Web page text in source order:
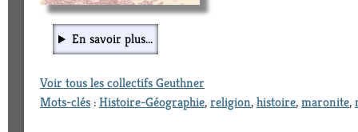
En savoir plus...
Voir tous les collectifs Geuthner
Mots-clés:Histoire-Géographie,religion,histoire,maronite,